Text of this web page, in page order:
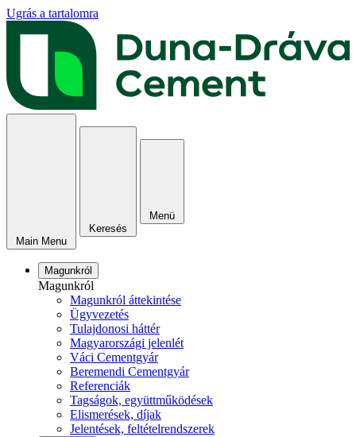
Ugrás a tartalomra
Main Menu
Keresés
Menü
Magunkról
Magunkról
Magunkról áttekintése
Ügyvezetés
Tulajdonosi háttér
Magyarországi jelenlét
Váci Cementgyár
Beremendi Cementgyár
Referenciák
Tagságok, együttműködések
Elismerések, díjak
Jelentések, feltételrendszerek